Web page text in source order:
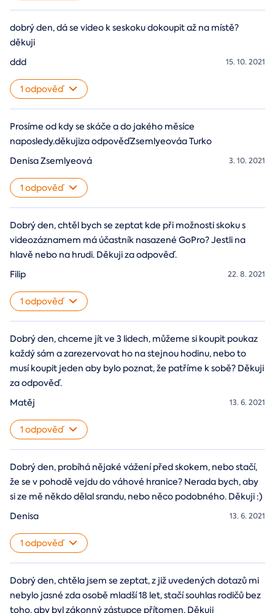
dobrý den, dá se video k seskoku dokoupit až na místě?
děkuji
15. 10. 2021
ddd
1 odpověď
Prosíme od kdy se skáče a do jakého měsíce
naposledy.děkujiza odpověďZsemlyeováa Turko
3. 10. 2021
Denisa Zsemlyeová
1 odpověď
Dobrý den, chtěl bych se zeptat kde při možnosti skoku s
videozáznamem má účastník nasazené GoPro? Jestli na
hlavě nebo na hrudi. Děkuji za odpověď.
22. 8. 2021
Filip
1 odpověď
Dobrý den, chceme jít ve 3 lidech, můžeme si koupit poukaz
každý sám a zarezervovat ho na stejnou hodinu, nebo to
musí koupit jeden aby bylo poznat, že patříme k sobě? Děkuji
za odpověď.
13. 6. 2021
Matěj
1 odpověď
Dobrý den, probíhá nějaké vážení před skokem, nebo stačí,
že se v pohodě vejdu do váhové hranice? Nerada bych, aby
si ze mě někdo dělal srandu, nebo něco podobného. Děkuji :)
13. 6. 2021
Denisa
1 odpověď
Dobrý den, chtěla jsem se zeptat, z již uvedených dotazů mi
nebylo jasné zda osobě mladší 18 let, stačí souhlas rodičů bez
toho, aby byl zákonný zástupce přítomen. Děkuji